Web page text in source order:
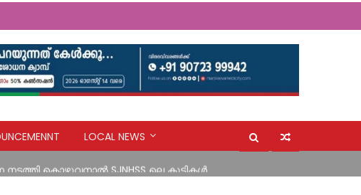
LOCAL NEWS
നീക്കി അപകട മേഖലകളിലെ ജനങ്ങളെ
കൊഴുവനാൽ SJNHSS ലെ കുട്ടികൾ